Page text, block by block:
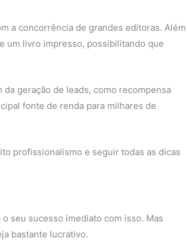
a concorrência de grandes editoras. Além
um livro impresso, possibilitando que
geração de leads, como recompensa
fonte de renda para milhares de
profissionalismo e seguir todas as dicas
seu sucesso imediato com isso. Mas
bastante lucrativo.